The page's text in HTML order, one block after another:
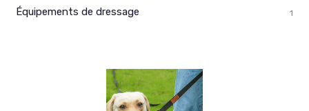
Équipements de dressage 1